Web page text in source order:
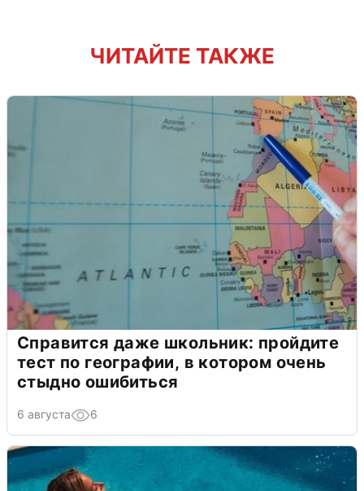
ЧИТАЙТЕ ТАКЖЕ
Справится даже школьник: пройдите
тест по географии, в котором очень
стыдно ошибиться
6 августа 6